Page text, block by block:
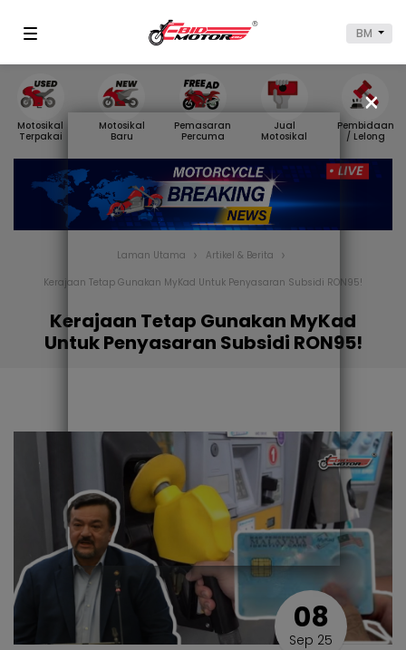
BM
Motosikal
Terpakai
Motosikal
Baru
Pemasaran
Percuma
Jual
Motosikal
Pembidaan
/ Lelong
Laman Utama
Artikel & Berita
Kerajaan Tetap Gunakan MyKad Untuk Penyasaran Subsidi RON95!
Kerajaan Tetap Gunakan MyKad
Untuk Penyasaran Subsidi RON95!
08
Sep 25
×